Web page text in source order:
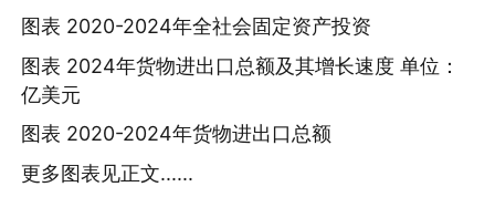
图表 2020-2024年全社会固定资产投资
图表 2024年货物进出口总额及其增长速度 单位：
亿美元
图表 2020-2024年货物进出口总额
更多图表见正文......